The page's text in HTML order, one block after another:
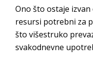
Ono što ostaje
resursi potrebni za
što višestruko
svakodnevne